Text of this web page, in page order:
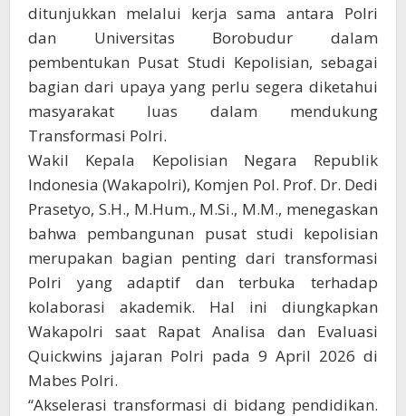
ditunjukkan melalui kerja sama antara Polri
dan Universitas Borobudur dalam
pembentukan Pusat Studi Kepolisian, sebagai
bagian dari upaya yang perlu segera diketahui
masyarakat luas dalam mendukung
Transformasi Polri.
Wakil Kepala Kepolisian Negara Republik
Indonesia (Wakapolri), Komjen Pol. Prof. Dr. Dedi
Prasetyo, S.H., M.Hum., M.Si., M.M., menegaskan
bahwa pembangunan pusat studi kepolisian
merupakan bagian penting dari transformasi
Polri yang adaptif dan terbuka terhadap
kolaborasi akademik. Hal ini diungkapkan
Wakapolri saat Rapat Analisa dan Evaluasi
Quickwins jajaran Polri pada 9 April 2026 di
Mabes Polri.
“Akselerasi transformasi di bidang pendidikan.